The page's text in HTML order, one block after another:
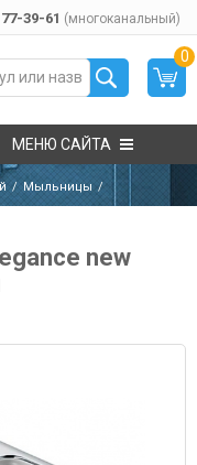
39-61 (многоканальный)
0
МЕНЮ САЙТА
Мыльницы
new